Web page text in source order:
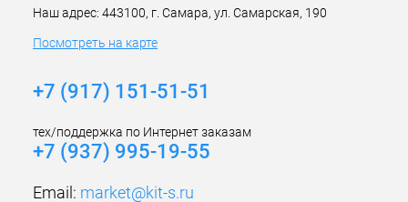
Наш адрес: 443100, г. Самара, ул. Самарская, 190
Посмотреть на карте
+7 (917) 151-51-51
тех/поддержка по Интернет заказам
+7 (937) 995-19-55
Email: market@kit-s.ru